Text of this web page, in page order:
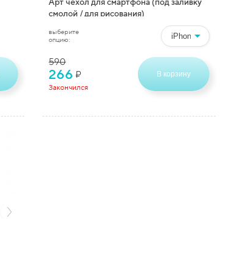
смолой / для рисования)
выберите
опцию:
590
266 ₽
Закончился
В корзину